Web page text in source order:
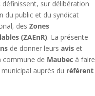
définissent, sur délibération
du public et du syndicat
des Zones
(ZAEnR). La présente
de donner leurs avis et
commune de Maubec à faire
auprès du référent